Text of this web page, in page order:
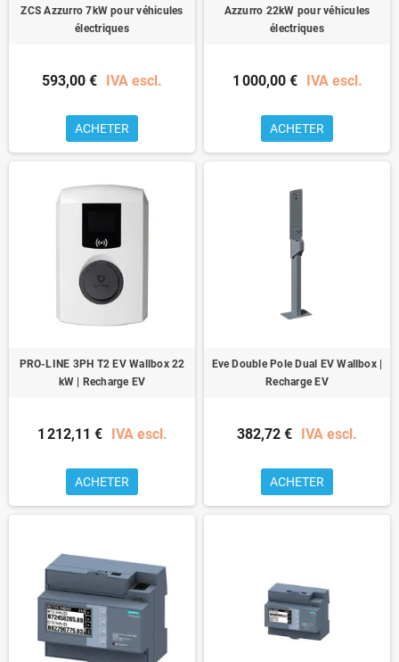
ZCS Azzurro 7kW pour véhicules
électriques
593,00 € IVA escl.
ACHETER
Azzurro 22kW pour véhicules
électriques
1 000,00 € IVA escl.
ACHETER
PRO-LINE 3PH T2 EV Wallbox 22
kW | Recharge EV
1 212,11 € IVA escl.
ACHETER
Eve Double Pole Dual EV Wallbox |
Recharge EV
382,72 € IVA escl.
ACHETER